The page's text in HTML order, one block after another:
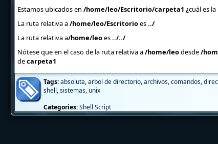
Estamos ubicados en /home/leo/Escritorio/carpeta1 ¿cuál es
La ruta relativa a/home/leo/Escritorioes../
La ruta relativa a/home/leoes../../
Nótese que en el caso de la ruta relativa a/home/leodesde/
decarpeta1
Tags:absoluta,arbol de directorio,archivos,comandos,
shell,sistemas, unix
Categories: Shell Script